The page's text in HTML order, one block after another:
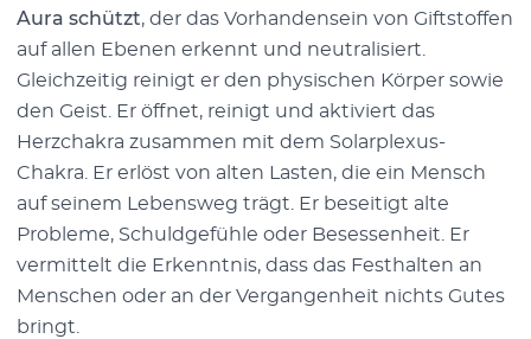
Aura schützt, der das Vorhandensein von Giftstoffen
auf allen Ebenen erkennt und neutralisiert.
Gleichzeitig reinigt er den physischen Körper sowie
den Geist. Er öffnet, reinigt und aktiviert das
Herzchakra zusammen mit dem Solarplexus-
Chakra. Er erlöst von alten Lasten, die ein Mensch
auf seinem Lebensweg trägt. Er beseitigt alte
Probleme, Schuldgefühle oder Besessenheit. Er
vermittelt die Erkenntnis, dass das Festhalten an
Menschen oder an der Vergangenheit nichts Gutes
bringt.